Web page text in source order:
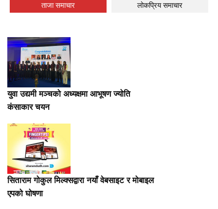
ताजा समाचार लोकप्रिय समाचार
युवा उद्यमी मञ्चको अध्यक्षमा आभूषण ज्योति
कंसाकार चयन
सिताराम गोकुल मिल्क्सद्वारा नयाँ वेबसाइट र मोबाइल
एपको घोषणा